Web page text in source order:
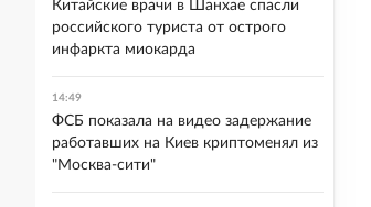
Китайские врачи в Шанхае спасли
российского туриста от острого
инфаркта миокарда
14:49
ФСБ показала на видео задержание
работавших на Киев криптоменял из
"Москва-сити"